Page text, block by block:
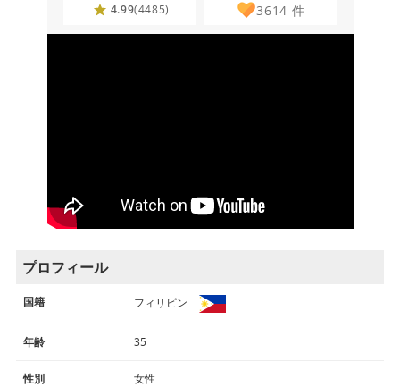
4.99(4485) 3614 件
プロフィール
国籍 フィリピン
年齢 35
性別 女性